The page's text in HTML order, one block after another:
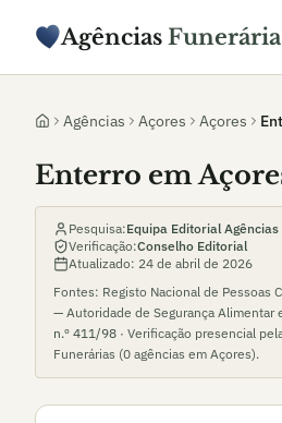
Agências
Agências Açores Açores
Enterro em
Pesquisa:Equipa Editorial
Verificação:Conselho Editorial
Atualizado: 24 de abril de 2026
Fontes: Registo Nacional de Pessoas
— Autoridade de Segurança Alimentar
n.º 411/98 · Verificação presencial
Funerárias (0 agências em Açores).